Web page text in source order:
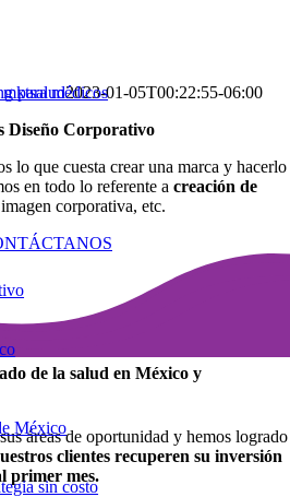
México
sin costo
2023-01-05T00:22:55-06:00
Diseño Corporativo
lo que cuesta crear una marca y hacerlo
en todo lo referente a creación de
corporativa, etc.
de la salud en México y
áreas de oportunidad y hemos logrado
clientes recuperen su inversión
primer mes.